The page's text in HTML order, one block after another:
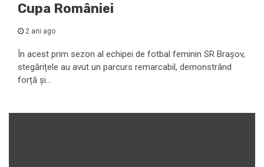
Cupa României
2 ani ago
În acest prim sezon al echipei de fotbal feminin SR Brașov,
stegărițele au avut un parcurs remarcabil, demonstrând
forță și...